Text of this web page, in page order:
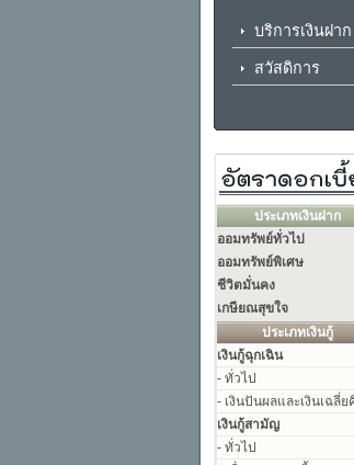
บริการเงินฝาก
สวัสดิการ